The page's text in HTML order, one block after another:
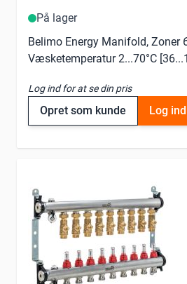
På lager
Belimo Energy Manifold, Zoner
Væsketemperatur 2...70°C
Log ind for at se din pris
Opret som kunde Log ind